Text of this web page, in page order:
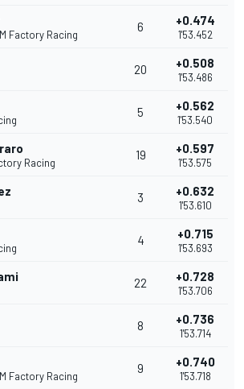
Factory Racing
6 +0.474
1'53.452
20 +0.508
1'53.486
5 +0.562
1'53.540
Racing
19 +0.597
1'53.575
3 +0.632
1'53.610
4 +0.715
1'53.693
22 +0.728
1'53.706
8 +0.736
1'53.714
Factory Racing
9 +0.740
1'53.718